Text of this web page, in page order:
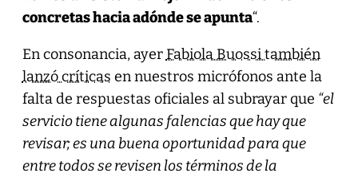
concretas hacia adónde se apunta“.
En consonancia, ayerFabiola Buossi también
lanzó críticas en nuestros micrófonos ante la
falta de respuestas oficiales al subrayar que “el
servicio tiene algunas falencias que hay que
revisar; es una buena oportunidad para que
entre todos se revisen los términos de la